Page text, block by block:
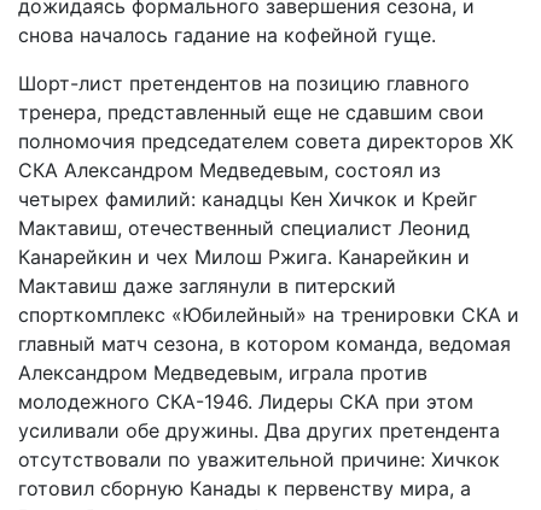
дожидаясь формального завершения сезона, и
снова началось гадание на кофейной гуще.
Шорт-лист претендентов на позицию главного
тренера, представленный еще не сдавшим свои
полномочия председателем совета директоров ХК
СКА Александ­ром Медведевым, состоял из
четырех фамилий: канадцы Кен Хичкок и Крейг
Мактавиш, отечественный специалист Леонид
Канарейкин и чех Милош Ржига. Канарейкин и
Мактавиш даже заглянули в питерский
спорткомплекс «Юбилейный» на тренировки СКА и
главный матч сезона, в котором команда, ведомая
Александром Медведевым, играла против
молодежного СКА-1946. Лидеры СКА при этом
усиливали обе дружины. Два других претендента
отсутствовали по уважительной причине: Хичкок
готовил сборную Канады к первенству мира, а